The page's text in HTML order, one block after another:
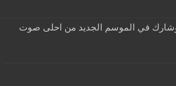
في الموسم الجديد من احلى صوت